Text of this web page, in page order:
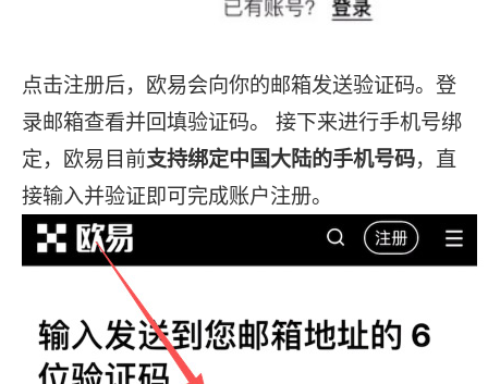
点击注册后，欧易会向你的邮箱发送验证码。登
录邮箱查看并回填验证码。 接下来进行手机号绑
定，欧易目前支持绑定中国大陆的手机号码，直
接输入并验证即可完成账户注册。